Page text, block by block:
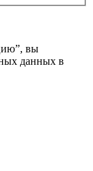
вы
данных в